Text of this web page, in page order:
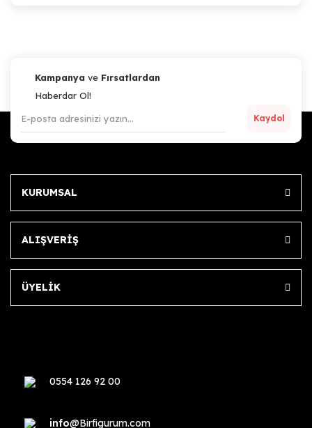
Kampanya ve Fırsatlardan
Haberdar Ol!
Kaydol
KURUMSAL
ALIŞVERİŞ
ÜYELİK
0554 126 92 00
info@Birfigurum.com